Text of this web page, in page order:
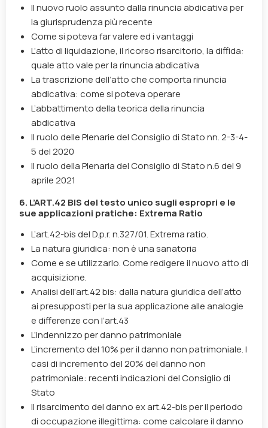
Il nuovo ruolo assunto dalla rinuncia abdicativa per
la giurisprudenza più recente
Come si poteva far valere ed i vantaggi
L’atto di liquidazione, il ricorso risarcitorio, la diffida:
quale atto vale per la rinuncia abdicativa
La trascrizione dell’atto che comporta rinuncia
abdicativa: come si poteva operare
L’abbattimento della teorica della rinuncia
abdicativa
Il ruolo delle Plenarie del Consiglio di Stato nn. 2-3-4-
5 del 2020
Il ruolo della Plenaria del Consiglio di Stato n.6 del 9
aprile 2021
6. L’ART.42 BIS del testo unico sugli espropri e le
sue applicazioni pratiche: Extrema Ratio
L’art.42-bis del D.p.r. n.327/01. Extrema ratio.
La natura giuridica: non è una sanatoria
Come e se utilizzarlo. Come redigere il nuovo atto di
acquisizione.
Analisi dell’art.42 bis: dalla natura giuridica dell’atto
ai presupposti per la sua applicazione alle analogie
e differenze con l’art.43
L’indennizzo per danno patrimoniale
L’incremento del 10% per il danno non patrimoniale. I
casi di incremento del 20% del danno non
patrimoniale: recenti indicazioni del Consiglio di
Stato
Il risarcimento del danno ex art.42-bis per il periodo
di occupazione illegittima: come calcolare il danno